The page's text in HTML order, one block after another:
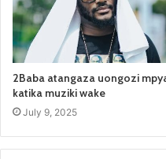
2Baba atangaza uongozi
katika muziki wake
July 9, 2025